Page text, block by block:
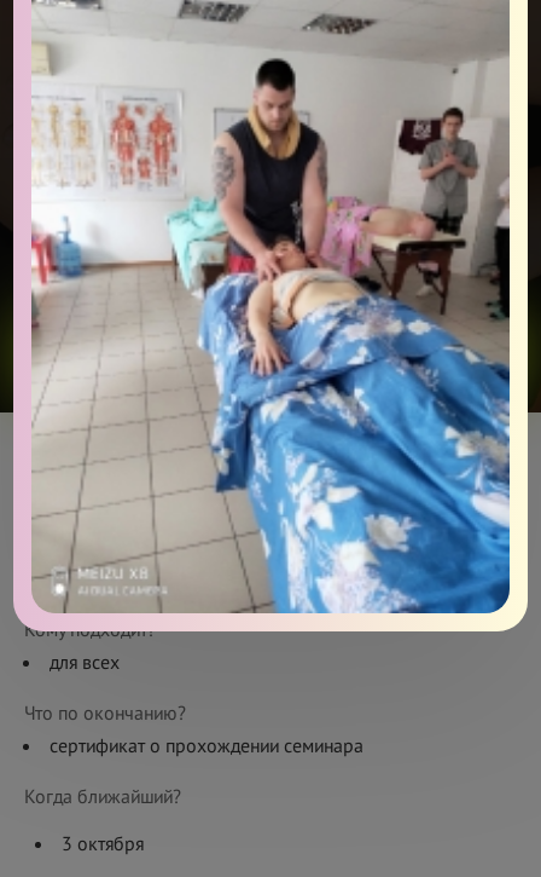
Оставить заявку на семинар
Как проходит?
Живые занятия + видеоуроки
Сколько длится?
1 занятие — 6 часов
Кому подходит?
для всех
Что по окончанию?
cертификат о прохождении семинара
Когда ближайший?
3 октября